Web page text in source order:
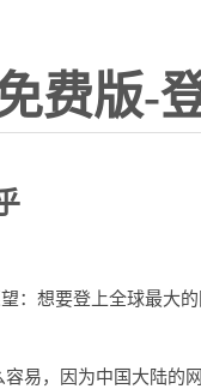
费版-
想要登上全球最大
，因为中国大陆的网